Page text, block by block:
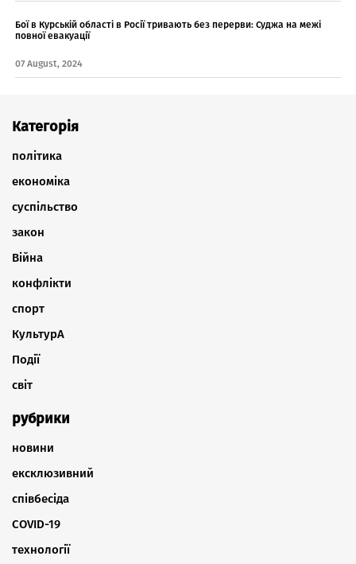
Бої в Курській області в Росії тривають без перерви: Суджа на межі
повної евакуації
07 August, 2024
Категорія
політика
економіка
суспільство
закон
Війна
конфлікти
спорт
КультурА
Події
світ
рубрики
новини
ексклюзивний
співбесіда
COVID-19
технології